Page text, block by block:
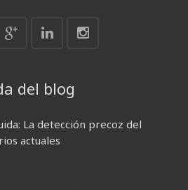
del blog
La detección precoz del
actuales